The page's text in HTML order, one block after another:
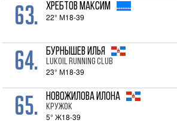
63. ХРЕБТОВ Максим
22° М18-39
64. БУРНЫШЕВ Илья
LUKOIL RUNNING CLUB
23° М18-39
65. НОВОЖИЛОВА Илона
Кружок
5° Ж18-39